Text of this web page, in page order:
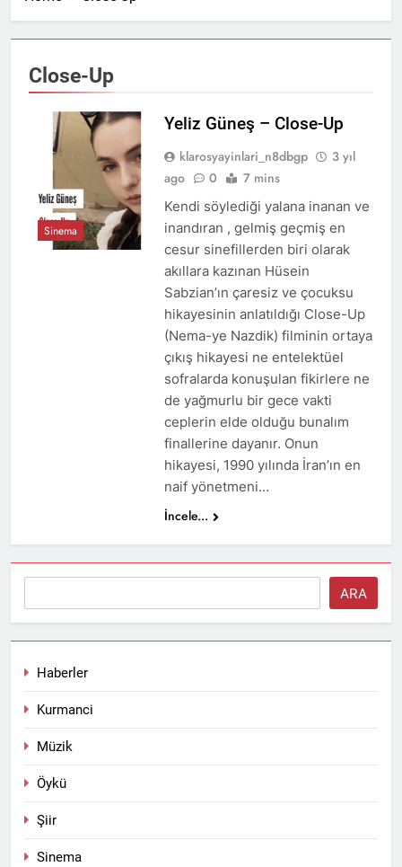
Rahatsız Edici Şiirler
Yazmalı! – Veysel Çolak
3 Yıl Ago
Bülent GÜLDAL
3 Yıl Ago
bir kıyamet şarkısı –
lokman kurucu
3 Yıl Ago
Close-Up
Sinema
Yeliz Güneş – Close-Up
klarosyayinlari_n8dbgp
3 yıl
ago
0 7 mins
Kendi söylediği yalana inanan ve
inandıran , gelmiş geçmiş en
cesur sinefillerden biri olarak
akıllara kazınan Hüsein
Sabzian’ın çaresiz ve çocuksu
hikayesinin anlatıldığı Close-Up
(Nema-ye Nazdik) filminin ortaya
çıkış hikayesi ne entelektüel
sofralarda konuşulan fikirlere ne
de yağmurlu bir gece vakti
ceplerin elde olduğu bunalım
finallerine dayanır. Onun
hikayesi, 1990 yılında İran’ın en
naif yönetmeni…
İncele...
ARA
Haberler
Kurmanci
Müzik
Öykü
Şiir
Sinema